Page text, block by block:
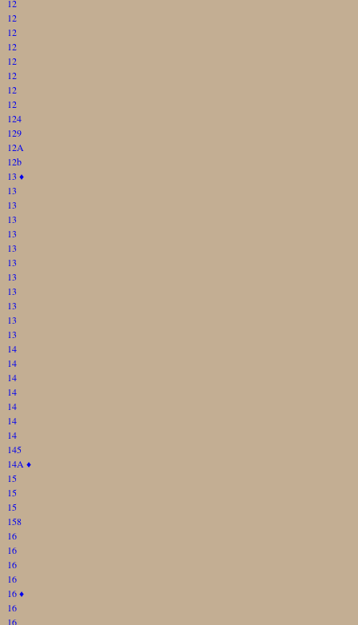
12
12
12
12
12
12
12
12
124
129
12A
12b
13 ♦
13
13
13
13
13
13
13
13
13
13
13
14
14
14
14
14
14
14
145
14A ♦
15
15
15
158
16
16
16
16
16♦
16
16